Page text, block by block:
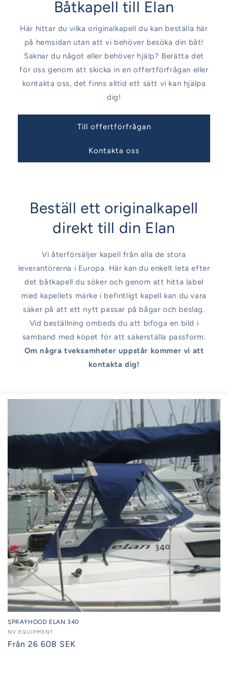
Båtkapell till Elan
Här hittar du vilka originalkapell du kan beställa här
på hemsidan utan att vi behöver besöka din båt!
Saknar du något eller behöver hjälp? Berätta det
för oss genom att skicka in en offertförfrågan eller
kontakta oss, det finns alltid ett sätt vi kan hjälpa
dig!
Till offertförfrågan
Kontakta oss
Beställ ett originalkapell
direkt till din Elan
Vi återförsäljer kapell från alla de stora
leverantörerna i Europa. Här kan du enkelt leta efter
det båtkapell du söker och genom att hitta label
med kapellets märke i befintligt kapell kan du vara
säker på att ett nytt passar på bågar och beslag.
Vid beställning ombeds du att bifoga en bild i
samband med köpet för att säkerställa passform.
Om några tveksamheter uppstår kommer vi att
kontakta dig!
SPRAYHOOD ELAN 340
Säljare:
NV EQUIPMENT
Ordinarie
Från 26 608 SEK